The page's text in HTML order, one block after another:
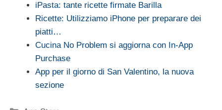
iPasta: tante ricette firmate Barilla
Ricette: Utilizziamo iPhone per preparare dei
piatti…
Cucina No Problem si aggiorna con In-App
Purchase
App per il giorno di San Valentino, la nuova
sezione